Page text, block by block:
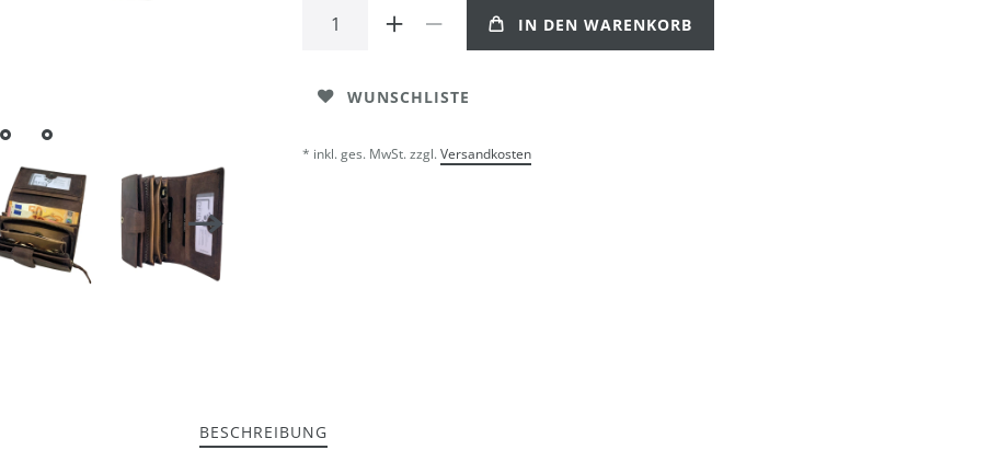
IN DEN WARENKORB
WUNSCHLISTE
* inkl. ges. MwSt. zzgl.Versandkosten
BESCHREIBUNG